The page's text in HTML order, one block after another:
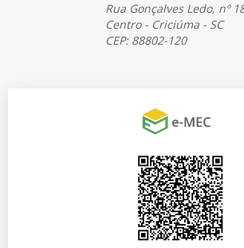
Rua Gonçalves Ledo, nº
Centro - Criciúma - SC
CEP: 88802-120